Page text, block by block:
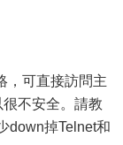
，可直接訪問主
不安全。請教
down掉Telnet和